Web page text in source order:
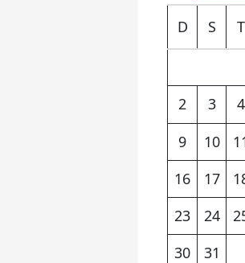
D S T
2
3 4
9
10
16
17
23
24
30
31